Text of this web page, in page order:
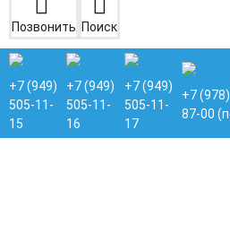
Позвонить Поиск
+7 (949)
505-11-
15
+7 (949)
505-11-
16
+7 (949)
505-11-
17
+7
87-00